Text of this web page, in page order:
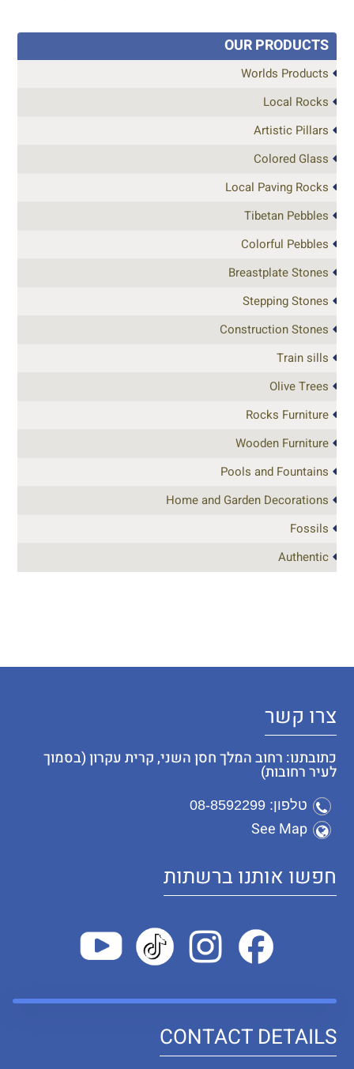
OUR PRODUCTS
Worlds Products
Local Rocks
Artistic Pillars
Colored Glass
Local Paving Rocks
Tibetan Pebbles
Colorful Pebbles
Breastplate Stones
Stepping Stones
Construction Stones
Train sills
Olive Trees
Rocks Furniture
Wooden Furniture
Pools and Fountains
Home and Garden Decorations
Fossils
Authentic
צרו קשר
כתובתנו: רחוב המלך חסן השני, קרית עקרון (בסמוך
לעיר רחובות)
טלפון: 08-8592299
See Map
חפשו אותנו ברשתות
CONTACT DETAILS